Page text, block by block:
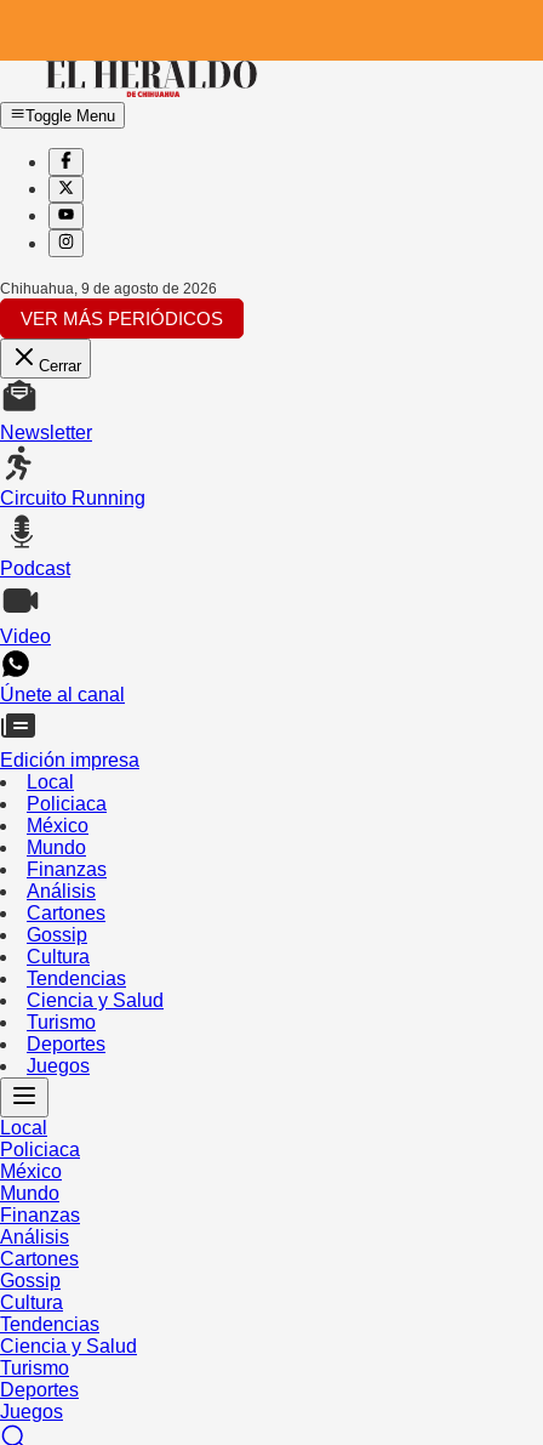
Toggle Menu
Chihuahua 9 de agosto de 2026
VER MÁS PERIÓDICOS
Cerrar
Newsletter
Circuito Running
Podcast
Video
Únete al canal
Edición impresa
Local
Policiaca
México
Mundo
Finanzas
Análisis
Cartones
Gossip
Cultura
Tendencias
Ciencia y Salud
Turismo
Deportes
Juegos
Local
Policiaca
México
Mundo
Finanzas
Análisis
Cartones
Gossip
Cultura
Tendencias
Ciencia y Salud
Turismo
Deportes
Juegos